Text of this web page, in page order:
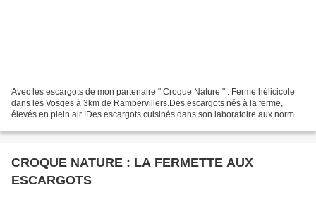
Avec les escargots de mon partenaire " Croque Nature " : Ferme hélicicole
dans les Vosges à 3km de Rambervillers.Des escargots nés à la ferme,
élevés en plein air !Des escargots cuisinés dans son laboratoire aux normes
CROQUE NATURE : LA FERMETTE AUX
ESCARGOTS